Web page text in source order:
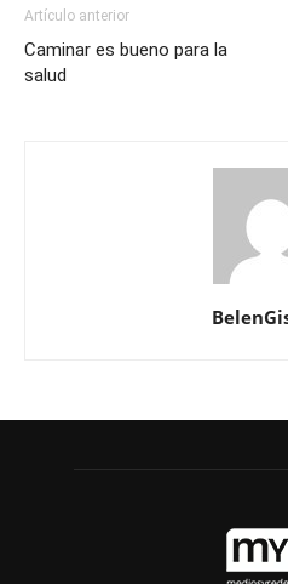
Artículo anterior
Caminar es bueno para la
salud